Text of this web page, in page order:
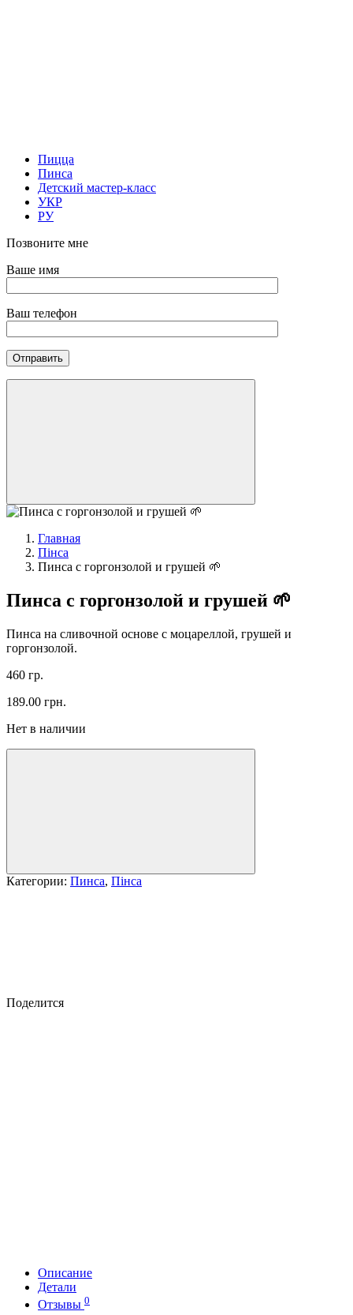
Пицца
Пинса
Детский мастер-класс
УКР
РУ
Позвоните мне
Ваше имя
Ваш телефон
Главная
Пінса
Пинса с горгонзолой и грушей 🌱
Пинса с горгонзолой и грушей 🌱
Пинса на сливочной основе с моцареллой, грушей и
горгонзолой.
460 гр.
189.00 грн.
Нет в наличии
Категории: Пинса, Пінса
Поделится
Описание
Детали
Отзывы 0